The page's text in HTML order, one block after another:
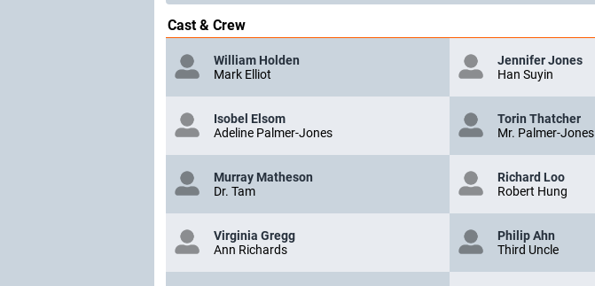
Cast & Crew
William Holden
Mark Elliot
Jennifer Jones
Han Suyin
Isobel Elsom
Adeline Palmer-Jones
Torin Thatcher
Mr. Palmer-Jones
Murray Matheson
Dr. Tam
Richard Loo
Robert Hung
Virginia Gregg
Ann Richards
Philip Ahn
Third Uncle